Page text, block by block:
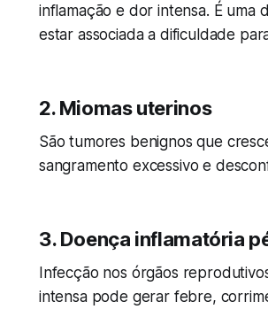
inflamação e dor intensa. É uma
estar associada a dificuldade
2. Miomas uterinos
São tumores benignos que
sangramento excessivo e
3. Doença inflamatória
Infecção nos órgãos
intensa pode gerar febre,